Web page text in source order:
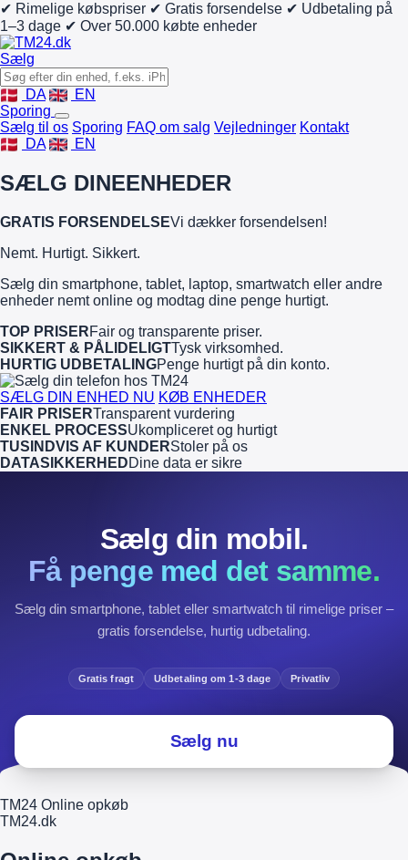
✔ Rimelige købspriser ✔ Gratis forsendelse ✔ Udbetaling på
1–3 dage ✔ Over 50.000 købte enheder
Sælg
DA
EN
Sporing
Sælg til os Sporing FAQ om salg Vejledninger Kontakt
DA
EN
SÆLG DINEENHEDER
GRATIS FORSENDELSEVi dækker forsendelsen!
Nemt. Hurtigt. Sikkert.
Sælg din smartphone, tablet, laptop, smartwatch eller andre
enheder nemt online og modtag dine penge hurtigt.
TOP PRISERFair og transparente priser.
SIKKERT & PÅLIDELIGTTysk virksomhed.
HURTIG UDBETALINGPenge hurtigt på din konto.
SÆLG DIN ENHED NU KØB ENHEDER
FAIR PRISERTransparent vurdering
ENKEL PROCESSUkompliceret og hurtigt
TUSINDVIS AF KUNDERStoler på os
DATASIKKERHEDDine data er sikre
Sælg din mobil.
Få penge med det samme.
Sælg din smartphone, tablet eller smartwatch til rimelige priser –
gratis forsendelse, hurtig udbetaling.
Gratis fragt Udbetaling om 1-3 dage Privatliv
Sælg nu
TM24 Online opkøb
TM24.dk